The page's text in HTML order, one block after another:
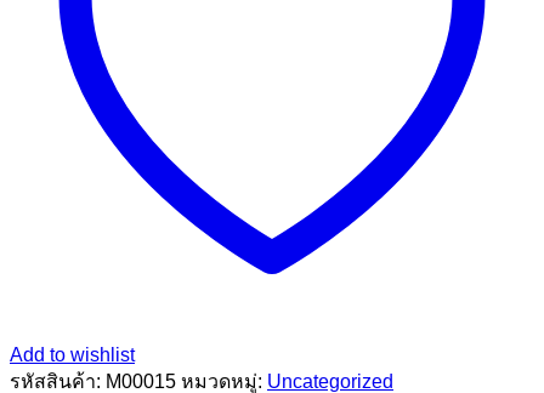
Add to wishlist
รหัสสินค้า: M00015 หมวดหมู่: Uncategorized